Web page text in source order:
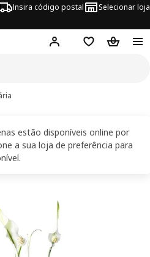
Insira código postal Selecionar loja
Hej! Inicie sessão
FavoritosCesto de
estão disponíveis online por
a sua loja de preferência para